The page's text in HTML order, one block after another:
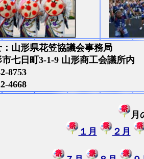
：山形県花笠協議会事務局
市七日町3-1-9 山形商工会議所内
8753
4668
月
１月
２月